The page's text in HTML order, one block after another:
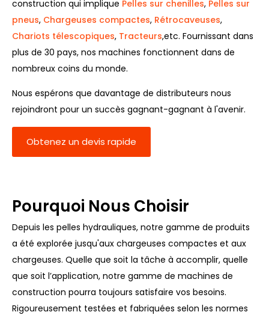
construction qui implique Pelles sur chenilles, Pelles sur
pneus, Chargeuses compactes, Rétrocaveuses,
Chariots télescopiques, Tracteurs,etc. Fournissant dans
plus de 30 pays, nos machines fonctionnent dans de
nombreux coins du monde.
Nous espérons que davantage de distributeurs nous
rejoindront pour un succès gagnant-gagnant à l'avenir.
Obtenez un devis rapide
Pourquoi Nous Choisir
Depuis les pelles hydrauliques, notre gamme de produits
a été explorée jusqu'aux chargeuses compactes et aux
chargeuses. Quelle que soit la tâche à accomplir, quelle
que soit l’application, notre gamme de machines de
construction pourra toujours satisfaire vos besoins.
Rigoureusement testées et fabriquées selon les normes